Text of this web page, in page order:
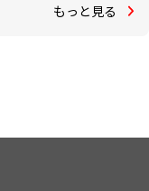
もっと見る